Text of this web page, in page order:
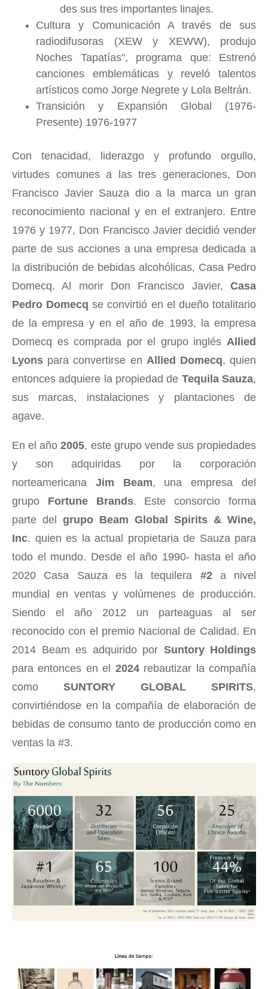
des sus tres importantes linajes.
Cu turay Comunicación A través de sus
radiodifusoras (XEW y XEWW), produjo
Noches Tapatías", programa que: Estrenó
canciones emblemáticas y reveló talentos
artísticos como Jorge Negrete y Lola Beltrán.
Transición y Expansión Global (1976-
Presente) 1976-1977
Con tenacidad, liderazgo y profundo orgullo,
virtudes comunes a las tres generaciones, Don
Francisco Javier Sauza dio a la marca un gran
reconocimiento nacional y en el extranjero. Entre
1976 y 1977, Don Francisco Javier decidió vender
parte de sus acciones a una empresa dedicada a
la distribución de bebidas alcohólicas, Casa Pedro
Domecq. Al morir Don Francisco Javier, Casa
Pedro Domecq se convirtió en el dueño totalitario
de la empresa y en el año de 1993, la empresa
Domecq es comprada por el grupo inglés Allied
Lyons para convertirse en Allied Domecq, quien
entonces adquiere la propiedad de Tequila Sauza,
sus marcas, instalaciones y plantaciones de
agave.
En el año2005, este grupo vende sus propiedades
y son adquiridas por la corporación
norteamericana Jim Beam, una empresa del
grupo Fortune Brands. Este consorcio forma
parte del grupo Beam Global Spirits & Wine,
Inc. quien es la actual propietaria de Sauza para
todo el mundo. Desde el año 1990- hasta el año
2020 Casa Sauza es la tequilera #2a nivel
mundial en ventas y volúmenes de producción.
Siendo el año 2012 un parteaguas al ser
reconocido con el premio Nacional de Calidad. En
2014 Beam es adquirido por Suntory Holdings
para entonces en el 2024rebautizar la compañía
como SUNTORY GLOBAL SPIRITS,
convirtiéndose en la compañía de elaboración de
bebidas de consumo tanto de producción como en
ventas la #3.